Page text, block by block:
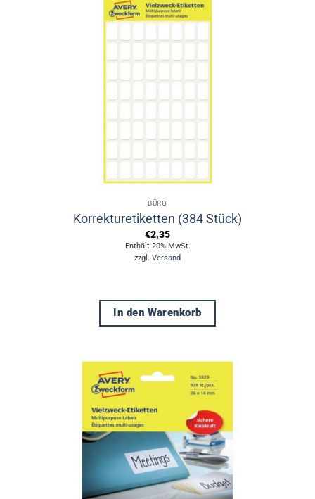
BÜRO
Korrekturetiketten (384 Stück)
€2,35
Enthält 20% MwSt.
zzgl. Versand
In den Warenkorb